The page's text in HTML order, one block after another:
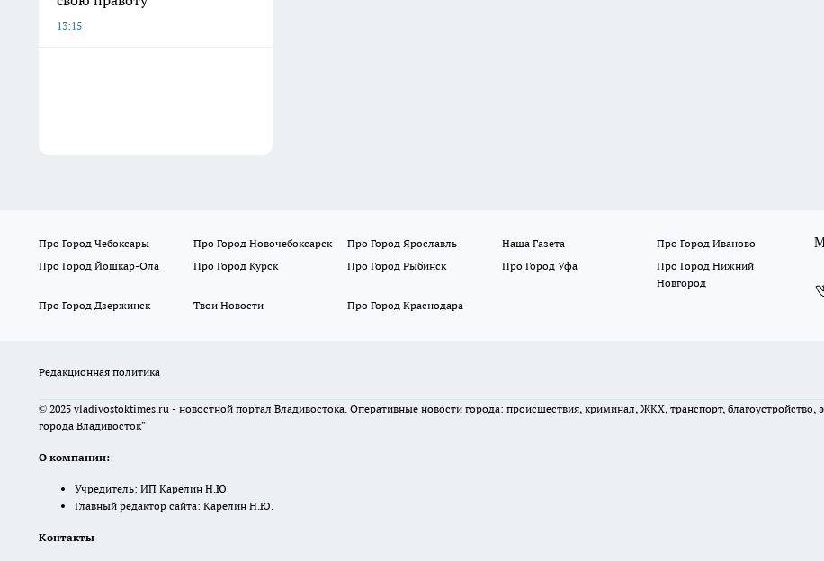
13:15
Про Город Чебоксары Про Город Новочебоксарск Про Город Ярославль Наша Газета
Про Город Иваново
Про Город Йошкар-Ола
Про Город Курск Про Город Рыбинск Про Город Уфа
Про Город Нижний
Новгород
Про Город Дзержинск
Твои Новости Про Город Краснодара
Редакционная политика
© 2025 vladivostoktimes.ru - новостной портал Владивостока. Оперативные новости города: происшествия, криминал, ЖКХ, транспорт,
города Владивосток"
О компании:
Учредитель: ИП Карелин Н.Ю
Главный редактор сайта: Карелин Н.Ю.
Контакты